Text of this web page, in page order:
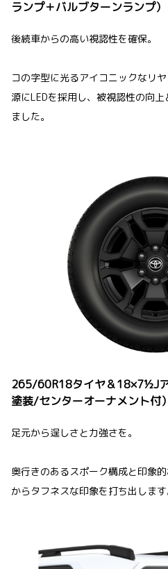
ランプ＋バルブターンランプ）
後続車からの高い視認性を確保。
コの字型に光るアイコニックなリ
源にLEDを採用し、被視認性の向
ました。
265/60R18タイヤ＆18×7½J
塗装/センターオーナメント付）
足元から逞しさと力強さを。
奥行きのあるスポーク構成と印象
からタフネスな印象を打ち出します